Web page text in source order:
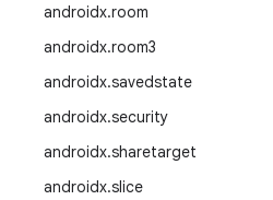
androidx.room
androidx.room3
androidx.savedstate
androidx.security
androidx.sharetarget
androidx.slice